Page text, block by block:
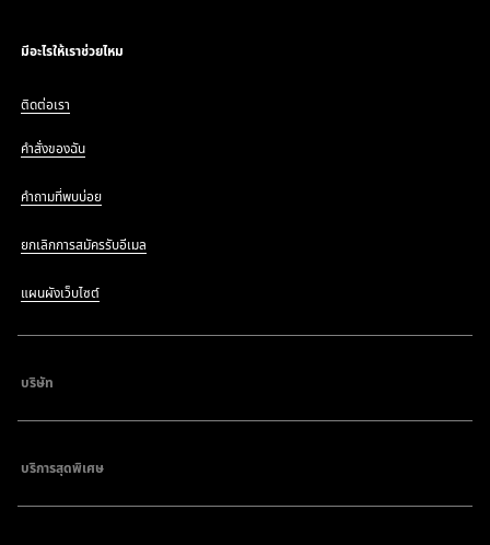
มีอะไรให้เราช่วยไหม
ติดต่อเรา
คำสั่งของฉัน
คำถามที่พบบ่อย
ยกเลิกการสมัครรับอีเมล
แผนผังเว็บไซต์
บริษัท
บริการสุดพิเศษ